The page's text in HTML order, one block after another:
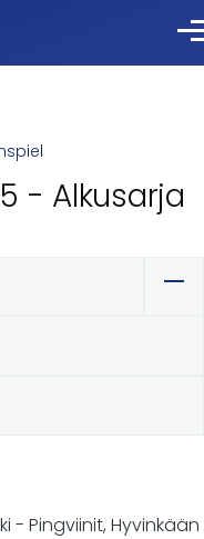
- Alkusarja
- Pingviinit, Hyvinkään